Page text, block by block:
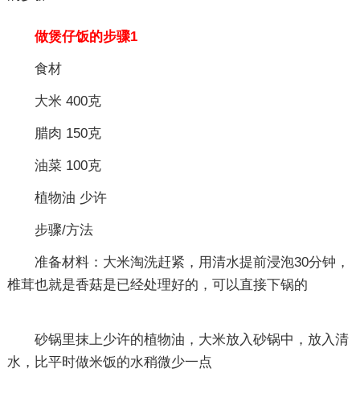
做煲仔饭的步骤1
食材
大米 400克
腊肉 150克
油菜 100克
植物油 少许
步骤/方法
准备材料：大米淘洗赶紧，用清水提前浸泡30分钟，
椎茸也就是香菇是已经处理好的，可以直接下锅的
砂锅里抹上少许的植物油，大米放入砂锅中，放入清
水，比平时做米饭的水稍微少一点